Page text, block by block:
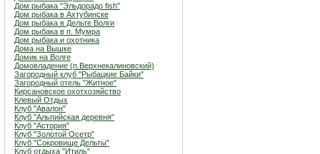
Дом рыбака "Эльдорадо fish"
Дом рыбака в Ахтубинске
Дом рыбака в Дельте Волги
Дом рыбака в п. Мумра
Дом рыбака и охотника
Дома на Вышке
Домик на Волге
Домовладение (п.Верхнекалиновский)
Загородный клуб "Рыбацкие Байки"
Загородный отель "Житное"
Кирсановское охотхозяйство
Клевый Отдых
Клуб "Авалон"
Клуб "Альпийская деревня"
Клуб "Астория"
Клуб "Золотой Осетр"
Клуб "Сокровище Дельты"
Клуб отдыха "Итиль"